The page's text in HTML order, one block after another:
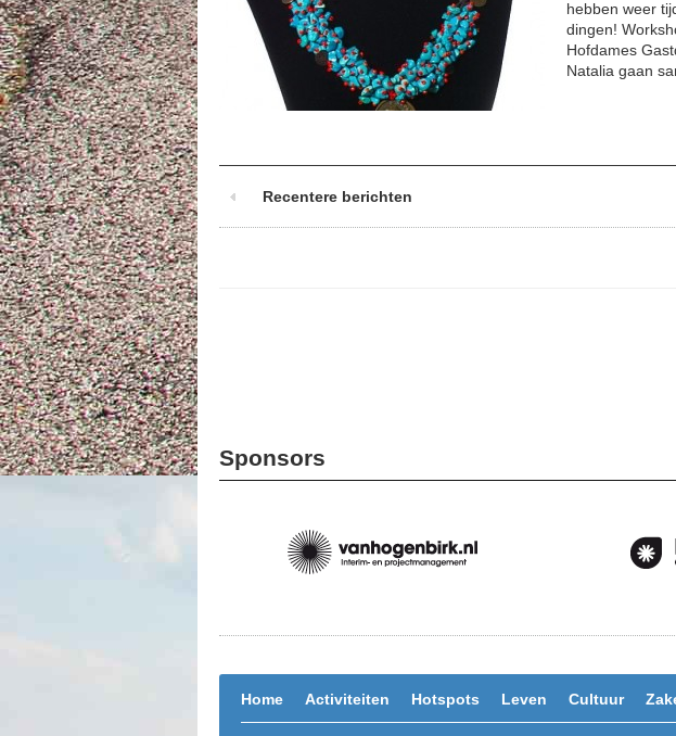
hebben weer
dingen!
Hofdames
Natalia gaan
Recentere berichten
Sponsors
Home Activiteiten Hotspots Leven Cultuur